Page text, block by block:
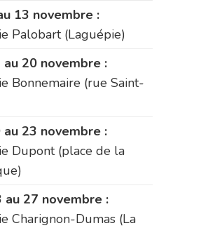
13 novembre :
Palobart (Laguépie)
au 20 novembre :
Bonnemaire (rue Saint-
au 23 novembre :
Dupont (place de la
au 27 novembre :
Charignon-Dumas (La